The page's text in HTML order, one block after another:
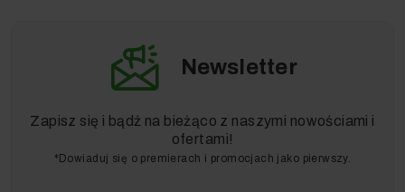
Czas pracy akumulatora (min)
Czas ładowania baterii za pomocą
standardowej ładowarki (h)
5,25
Newsletter
Zapisz się i bądź na bieżąco z naszymi nowościami i
ofertami!
*Dowiaduj się o premierach i promocjach jako pierwszy.